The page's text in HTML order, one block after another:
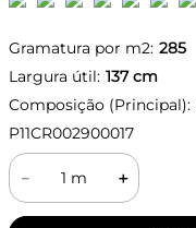
Gramatura por m2: 285
Largura útil: 137cm
Composição (Principal):
P11CR002900017
＋
－